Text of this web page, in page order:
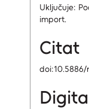
Uključuje:
import.
Citat
doi:10.5886/